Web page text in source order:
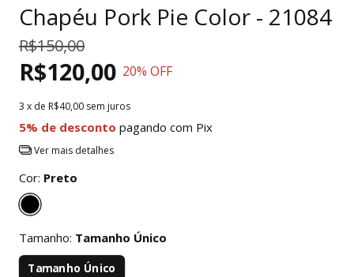
Chapéu Pork Pie Color - 21084
R$150,00
R$120,00 20% OFF
3 x de R$40,00 sem juros
5% de desconto pagando com Pix
Ver mais detalhes
Cor: Preto
Tamanho: Tamanho Único
Tamanho Único